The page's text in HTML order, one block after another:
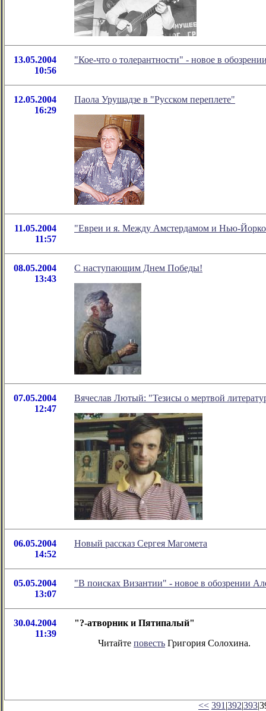
13.05.2004
10:56
"Кое-что о толерантности" - новое в
12.05.2004
16:29
Паола Урушадзе в "Русском переплете"
11.05.2004
11:57
"Евреи и я. Между Амстердамом и Нью-
08.05.2004
13:43
С наступающим Днем Победы!
07.05.2004
12:47
Вячеслав Лютый: "Тезисы о мертвой
06.05.2004
14:52
Новый рассказ Сергея Магомета
05.05.2004
13:07
"В поисках Византии" - новое в обозрении
30.04.2004
11:39
"?-атворник и Пятипалый"
Читайте повесть Григория Солохина.
<< 391 |392|393